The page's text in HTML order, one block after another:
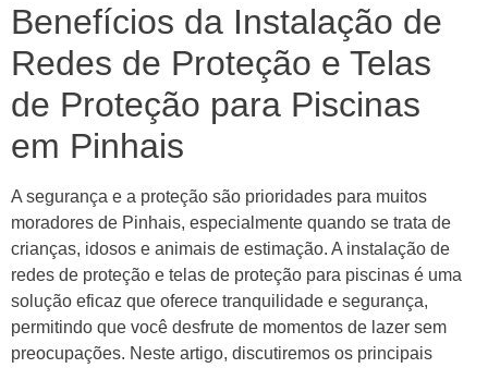
Benefícios da Instalação de
Redes de Proteção e Telas
de Proteção para Piscinas
em Pinhais
A segurança e a proteção são prioridades para muitos
moradores de Pinhais, especialmente quando se trata de
crianças, idosos e animais de estimação. A instalação de
redes de proteção e telas de proteção para piscinas é uma
solução eficaz que oferece tranquilidade e segurança,
permitindo que você desfrute de momentos de lazer sem
preocupações. Neste artigo, discutiremos os principais